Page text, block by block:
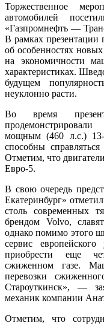
Торжественное
автомобилей
«Газпромнефть —
В рамках презентации
об особенностях
на экономичности
характеристиках.
будущем
неуклонно расти.
Во время
мощным (460 л.с.) 13-
способны
Отметим, что
Евро-5.
В свою очередь
Екатеринбург»
столь современных
брендом Volvo,
однако помимо этого
сервис
приобрести еще
сжиженном газе.
перевозки
Староуткинск», —
механик компании
Отметим, что